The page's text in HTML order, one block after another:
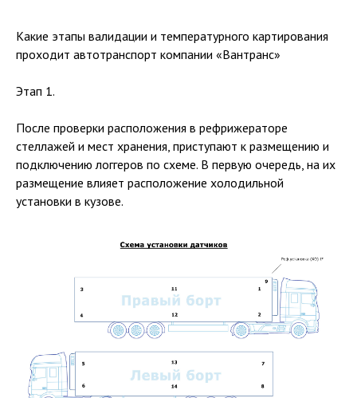
Какие этапы валидации и температурного картирования
проходит автотранспорт компании «Вантранс»
Этап 1.
После проверки расположения в рефрижераторе
стеллажей и мест хранения, приступают к размещению и
подключению логгеров по схеме. В первую очередь, на их
размещение влияет расположение холодильной
установки в кузове.